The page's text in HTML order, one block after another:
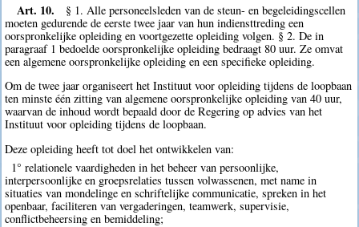
Art. 10.
§ 1. Alle personeelsleden van de steun- en begeleidingscellen
moeten gedurende de eerste twee jaar van hun indiensttreding een
oorspronkelijke opleiding en voortgezette opleiding volgen. § 2. De in
paragraaf 1 bedoelde oorspronkelijke opleiding bedraagt 80 uur. Ze omvat
een algemene oorspronkelijke opleiding en een specifieke opleiding.
Om de twee jaar organiseert het Instituut voor opleiding tijdens de loopbaan
ten minste één zitting van algemene oorspronkelijke opleiding van 40 uur,
waarvan de inhoud wordt bepaald door de Regering op advies van het
Instituut voor opleiding tijdens de loopbaan.
Deze opleiding heeft tot doel het ontwikkelen van:
1° relationele vaardigheden in het beheer van persoonlijke,
interpersoonlijke en groepsrelaties tussen volwassenen, met name in
situaties van mondelinge en schriftelijke communicatie, spreken in het
openbaar, faciliteren van vergaderingen, teamwerk, supervisie,
conflictbeheersing en bemiddeling;